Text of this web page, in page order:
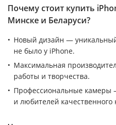
Почему стоит купить
Минске и Беларуси?
Новый дизайн —
не было у iPhone.
Максимальная
работы и творчества.
Профессиональные камеры
и любителей качественного